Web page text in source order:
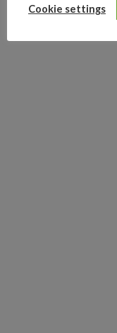
Cookie settings